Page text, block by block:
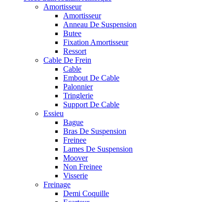
Amortisseur
Amortisseur
Anneau De Suspension
Butee
Fixation Amortisseur
Ressort
Cable De Frein
Cable
Embout De Cable
Palonnier
Tringlerie
Support De Cable
Essieu
Bague
Bras De Suspension
Freinee
Lames De Suspension
Moover
Non Freinee
Visserie
Freinage
Demi Coquille